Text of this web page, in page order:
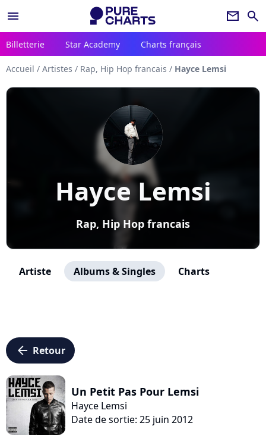
menu newsletter search
Billetterie Star Academy Charts français
Accueil / Artistes / Rap, Hip Hop francais / Hayce Lemsi
Hayce Lemsi
Rap, Hip Hop francais
Artiste Albums & Singles Charts
arrow_left Retour
Un Petit Pas Pour Lemsi
Hayce Lemsi
Date de sortie: 25 juin 2012